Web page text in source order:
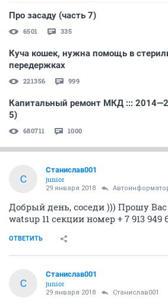
Про засаду (часть 7)
6501 335
Куча кошек, нужна помощь в
передержках
221356 999
Капитальный ремонт МКД :::
5)
680711 1000
С
Станислав001
junior
29 января 2018
Добрый день, соседи ))) Прошу
watsup 11 секции номер + 7 913 949
ОТВЕТИТЬ
С
Станислав001
junior
29 января 2018 Станислав001